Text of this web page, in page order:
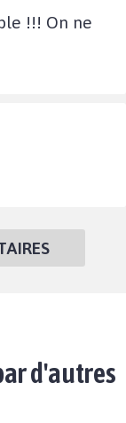
!!! On ne
d'autres